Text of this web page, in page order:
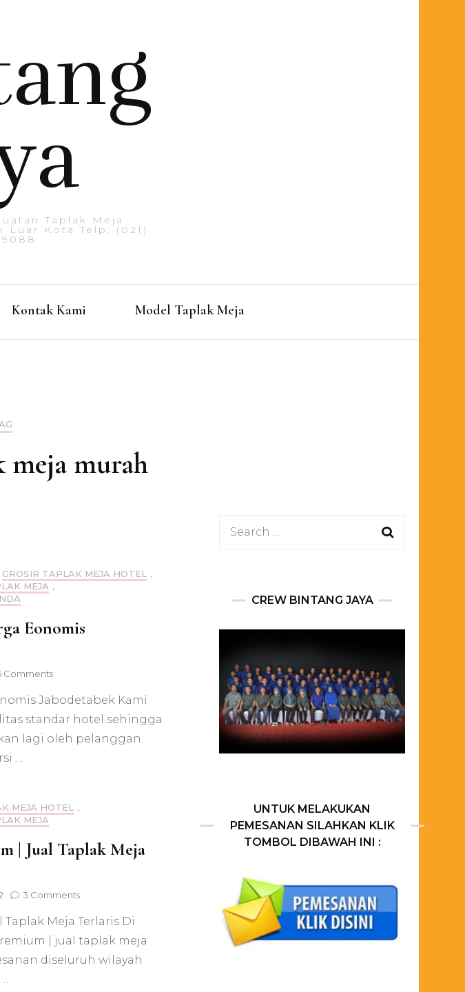
Taplak Meja
Luar Kota Telp. (021)
Kontak Kami Model Taplak Meja
meja murah
GROSIR TAPLAK MEJA HOTEL
,
MEJA ,
Eonomis
Commentson
Taplak
Meja
Harga
Jabodetabek Kami
standar hotel sehingga
lagi oleh pelanggan.
…
MEJA HOTEL
,
MEJA
| Jual Taplak Meja
3 Commentson
Taplak
Meja
Premium
|
Meja Terlaris Di
| jual taplak meja
diseluruh wilayah
…
Search
CREW BINTANG JAYA
UNTUK MELAKUKAN
PEMESANAN SILAHKAN KLIK
TOMBOL DIBAWAH INI :